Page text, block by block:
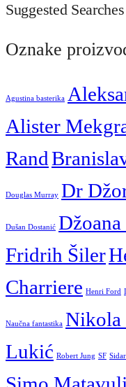
Suggested Searches
Oznake
Agustina basterika
Alister
Rand
Douglas Murray Dr
Dušan Dostanić
Fridrih Šiler
Charriere Henri Ford
Naučna fantastika
Lukić Robert Jung SF